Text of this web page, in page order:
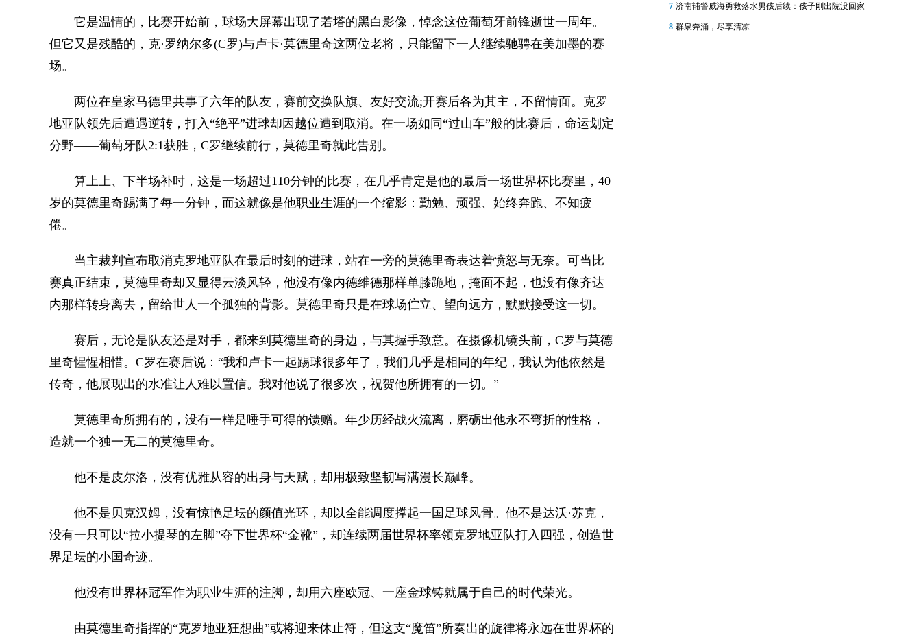
它是温情的，比赛开始前，球场大屏幕出现了若塔的黑白影像，悼念这位葡萄牙前锋逝世一周年。
但它又是残酷的，克·罗纳尔多(C罗)与卢卡·莫德里奇这两位老将，只能留下一人继续驰骋在美加墨的赛
场。
两位在皇家马德里共事了六年的队友，赛前交换队旗、友好交流;开赛后各为其主，不留情面。克罗
地亚队领先后遭遇逆转，打入“绝平”进球却因越位遭到取消。在一场如同“过山车”般的比赛后，命运划定
分野——葡萄牙队2:1获胜，C罗继续前行，莫德里奇就此告别。
算上上、下半场补时，这是一场超过110分钟的比赛，在几乎肯定是他的最后一场世界杯比赛里，40
岁的莫德里奇踢满了每一分钟，而这就像是他职业生涯的一个缩影：勤勉、顽强、始终奔跑、不知疲
倦。
当主裁判宣布取消克罗地亚队在最后时刻的进球，站在一旁的莫德里奇表达着愤怒与无奈。可当比
赛真正结束，莫德里奇却又显得云淡风轻，他没有像内德维德那样单膝跪地，掩面不起，也没有像齐达
内那样转身离去，留给世人一个孤独的背影。莫德里奇只是在球场伫立、望向远方，默默接受这一切。
赛后，无论是队友还是对手，都来到莫德里奇的身边，与其握手致意。在摄像机镜头前，C罗与莫德
里奇惺惺相惜。C罗在赛后说：“我和卢卡一起踢球很多年了，我们几乎是相同的年纪，我认为他依然是
传奇，他展现出的水准让人难以置信。我对他说了很多次，祝贺他所拥有的一切。”
莫德里奇所拥有的，没有一样是唾手可得的馈赠。年少历经战火流离，磨砺出他永不弯折的性格，
造就一个独一无二的莫德里奇。
他不是皮尔洛，没有优雅从容的出身与天赋，却用极致坚韧写满漫长巅峰。
他不是贝克汉姆，没有惊艳足坛的颜值光环，却以全能调度撑起一国足球风骨。他不是达沃·苏克，
没有一只可以“拉小提琴的左脚”夺下世界杯“金靴”，却连续两届世界杯率领克罗地亚队打入四强，创造世
界足坛的小国奇迹。
他没有世界杯冠军作为职业生涯的注脚，却用六座欧冠、一座金球铸就属于自己的时代荣光。
由莫德里奇指挥的“克罗地亚狂想曲”或将迎来休止符，但这支“魔笛”所奏出的旋律将永远在世界杯的
7 济南辅警威海勇救落水男孩后续：孩子刚出院没回家
8 群泉奔涌，尽享清凉